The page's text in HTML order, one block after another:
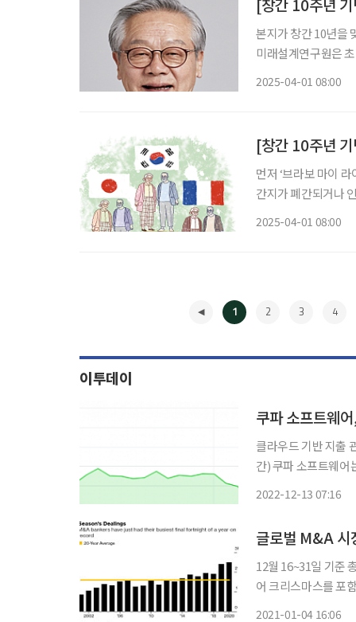
[창간 10주년
본지가 창간 10년을
미래설계연구원은
2025-04-01 08:00
[창간 10주년
먼저 ‘브라보 마이
간지가 폐간되거나
2025-04-01 08:00
1 2 3 4
이투데이
쿠파 소프트웨
클라우드 기반 지출 관
간) 쿠파 소프트웨어
2022-12-13 07:16
글로벌 M&A 시
12월 16~31일 기준
어 크리스마스를 포
2021-01-04 16:06